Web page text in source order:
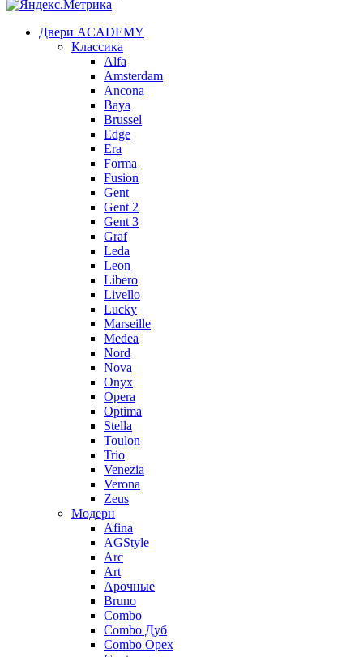
Двери ACADEMY
Классика
Alfa
Amsterdam
Ancona
Baya
Brussel
Edge
Era
Forma
Fusion
Gent
Gent 2
Gent 3
Graf
Leda
Leon
Libero
Livello
Lucky
Marseille
Medea
Nord
Nova
Onyx
Opera
Optima
Stella
Toulon
Trio
Venezia
Verona
Zeus
Модерн
Afina
AGStyle
Arc
Art
Aрочные
Bruno
Combo
Combo Дуб
Combo Орех